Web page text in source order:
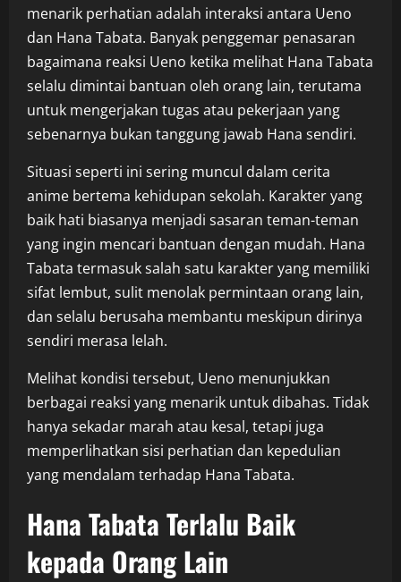
menarik perhatian adalah interaksi antara Ueno
dan Hana Tabata. Banyak penggemar penasaran
bagaimana reaksi Ueno ketika melihat Hana Tabata
selalu dimintai bantuan oleh orang lain, terutama
untuk mengerjakan tugas atau pekerjaan yang
sebenarnya bukan tanggung jawab Hana sendiri.
Situasi seperti ini sering muncul dalam cerita
anime bertema kehidupan sekolah. Karakter yang
baik hati biasanya menjadi sasaran teman-teman
yang ingin mencari bantuan dengan mudah. Hana
Tabata termasuk salah satu karakter yang memiliki
sifat lembut, sulit menolak permintaan orang lain,
dan selalu berusaha membantu meskipun dirinya
sendiri merasa lelah.
Melihat kondisi tersebut, Ueno menunjukkan
berbagai reaksi yang menarik untuk dibahas. Tidak
hanya sekadar marah atau kesal, tetapi juga
memperlihatkan sisi perhatian dan kepedulian
yang mendalam terhadap Hana Tabata.
Hana Tabata Terlalu Baik
kepada Orang Lain